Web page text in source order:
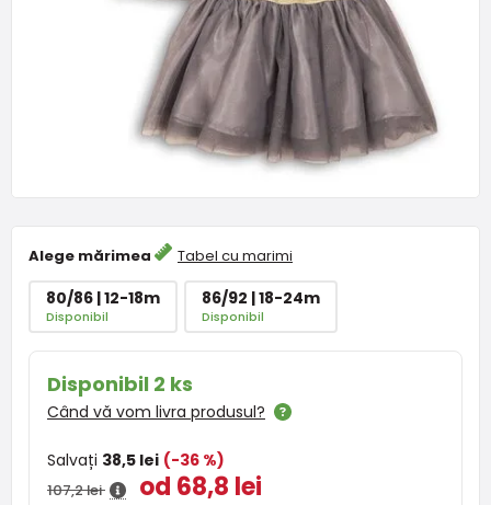
Alege mărimea Tabel cu marimi
80/86 | 12-18m
Disponibil
86/92 | 18-24m
Disponibil
Disponibil 2 ks
Când vă vom livra produsul?
Salvați 38,5 lei (-36 %)
107,2 lei od 68,8 lei